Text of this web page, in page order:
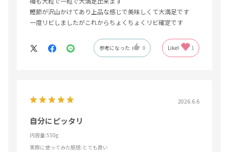
鰹節が沢山かけてあり上品な感じで美味しくて大満足です
一度リビしましたがこれからちょくちょくリビ確定です
参考になった 0 Like! 1
2026.6.6
自分にピッタリ
内容量:550g
実際に使ってみた感想:とても良い